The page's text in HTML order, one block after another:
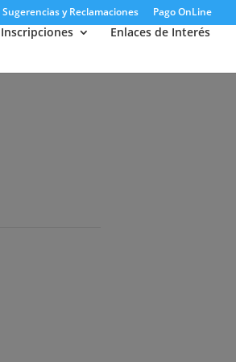
Sugerencias y Reclamaciones Pago OnLine
Inscripciones Enlaces de Interés